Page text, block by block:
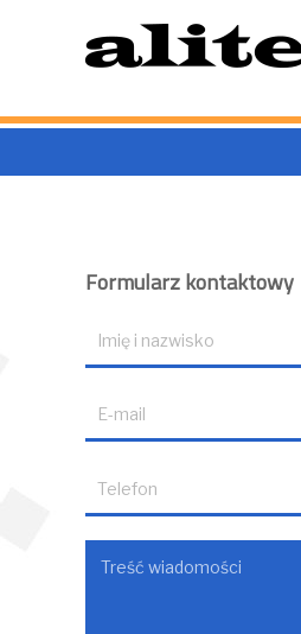
Formularz kontaktowy